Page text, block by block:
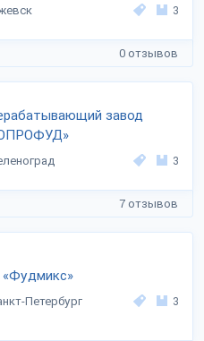
3
0 отзывов
завод
3
7 отзывов
Петербург 3